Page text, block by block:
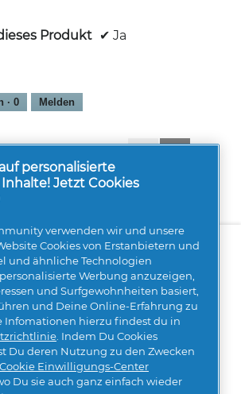
Produkt ✔ Ja
· 0 Melden
pg.com besuchen
personalisierte
Jetzt Cookies
verwenden wir und unsere
Cookies von Erstanbietern und
und ähnliche Technologien
Werbung anzuzeigen,
und Surfgewohnheiten basiert,
und Deine Online-Erfahrung zu
Infomationen hierzu findest du in
. Indem Du Cookies
Du deren Nutzung zu den Zwecken
Cookie Einwilligungs-Center
Du sie auch ganz einfach wieder